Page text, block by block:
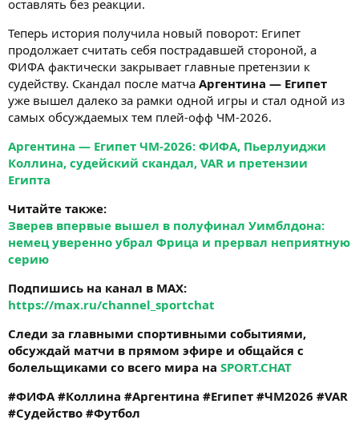
оставлять без реакции.
Теперь история получила новый поворот: Египет
продолжает считать себя пострадавшей стороной, а
ФИФА фактически закрывает главные претензии к
судейству. Скандал после матча Аргентина — Египет
уже вышел далеко за рамки одной игры и стал одной из
самых обсуждаемых тем плей-офф ЧМ-2026.
Аргентина — Египет ЧМ-2026: ФИФА, Пьерлуиджи
Коллина, судейский скандал, VAR и претензии
Египта
Читайте также:
Зверев впервые вышел в полуфинал Уимблдона:
немец уверенно убрал Фрица и прервал неприятную
серию
Подпишись на канал в MAX:
https://max.ru/channel_sportchat
Следи за главными спортивными событиями,
обсуждай матчи в прямом эфире и общайся с
болельщиками со всего мира на SPORT.CHAT
#ФИФА #Коллина #Аргентина #Египет #ЧМ2026 #VAR
#Судейство #Футбол